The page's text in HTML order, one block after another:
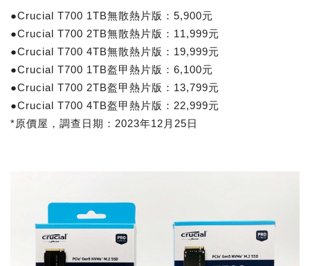
●Crucial T700 1TB無散熱片版：5,900元
●Crucial T700 2TB無散熱片版：11,999元
●Crucial T700 4TB無散熱片版：19,999元
●Crucial T700 1TB盔甲熱片版：6,100元
●Crucial T700 2TB盔甲熱片版：13,799元
●Crucial T700 4TB盔甲熱片版：22,999元
*原價屋，調查日期：2023年12月25日